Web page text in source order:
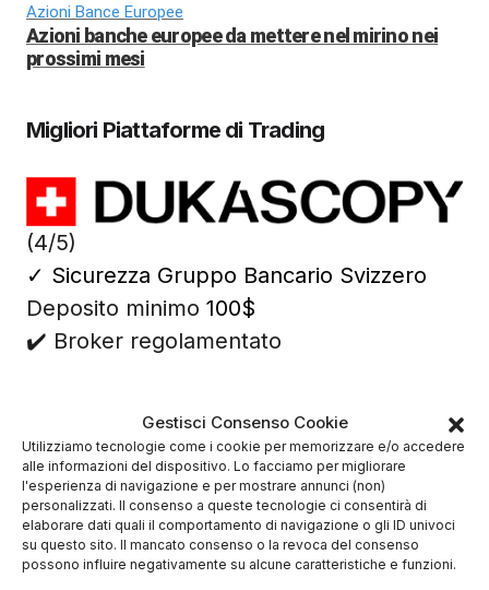
Gestisci Consenso Cookie
Utilizziamo tecnologie come i cookie per memorizzare e/o accedere
alle informazioni del dispositivo. Lo facciamo per migliorare
l'esperienza di navigazione e per mostrare annunci (non)
personalizzati. Il consenso a queste tecnologie ci consentirà di
elaborare dati quali il comportamento di navigazione o gli ID univoci
su questo sito. Il mancato consenso o la revoca del consenso
possono influire negativamente su alcune caratteristiche e funzioni.
Azioni Bance Europee
Azioni banche europee da mettere nel mirino nei
prossimi mesi
Migliori Piattaforme di Trading
(4/5)
✓ Sicurezza Gruppo Bancario Svizzero
Deposito minimo 100$
✔️ Broker regolamentato